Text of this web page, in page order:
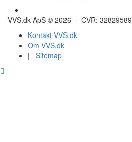
VVS.dk ApS © 2026 · CVR: 32829589
Kontakt VVS.dk
Om VVS.dk
| Sitemap